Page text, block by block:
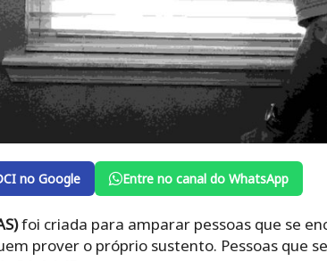
no Google Entre no canal do WhatsApp
foi criada para amparar pessoas que se
prover o próprio sustento. Pessoas que